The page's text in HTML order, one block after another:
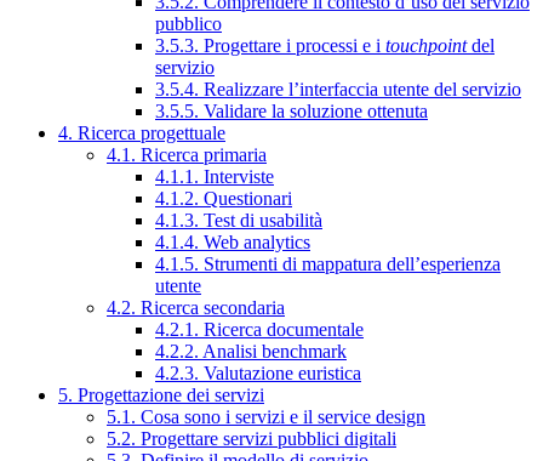
pubblico
3.5.3. Progettare i processi e i touchpointdel
servizio
3.5.4. Realizzare l’interfaccia utente del servizio
3.5.5. Validare la soluzione ottenuta
4. Ricerca progettuale
4.1. Ricerca primaria
4.1.1. Interviste
4.1.2. Questionari
4.1.3. Test di usabilità
4.1.4. Web analytics
4.1.5. Strumenti di mappatura dell’esperienza
utente
4.2. Ricerca secondaria
4.2.1. Ricerca documentale
4.2.2. Analisi benchmark
4.2.3. Valutazione euristica
5. Progettazione dei servizi
5.1. Cosa sono i servizi e il service design
5.2. Progettare servizi pubblici digitali